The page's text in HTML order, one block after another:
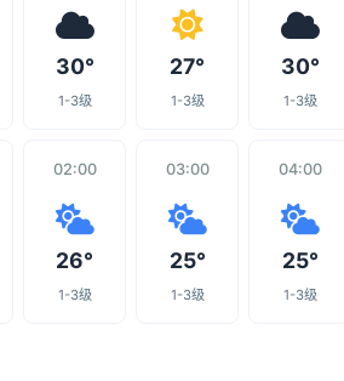
30°
1-3级
27°
1-3级
30°
1-3级
02:00
26°
1-3级
03:00
25°
1-3级
04:00
25°
1-3级